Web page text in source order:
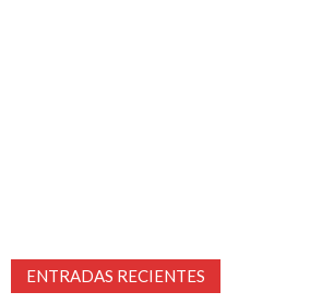
ENTRADAS RECIENTES